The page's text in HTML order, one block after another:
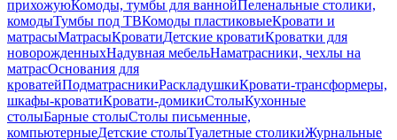
прихожуюКомоды, тумбы для ваннойПеленальные столики,
комодыТумбы под ТВКомоды пластиковыеКровати и
матрасыМатрасыКроватиДетские кроватиКроватки для
новорожденныхНадувная мебельНаматрасники, чехлы на
матрасОснования для
кроватейПодматрасникиРаскладушкиКровати-трансформеры,
шкафы-кроватиКровати-домикиСтолыКухонные
столыБарные столыСтолы письменные,
компьютерныеДетские столыТуалетные столикиЖурнальные